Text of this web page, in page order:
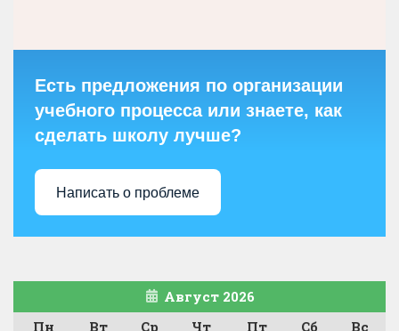
Есть предложения по организации
учебного процесса или знаете, как
сделать школу лучше?
Написать о проблеме
Август 2026
Пн
Вт Ср Чт Пт Сб Вс